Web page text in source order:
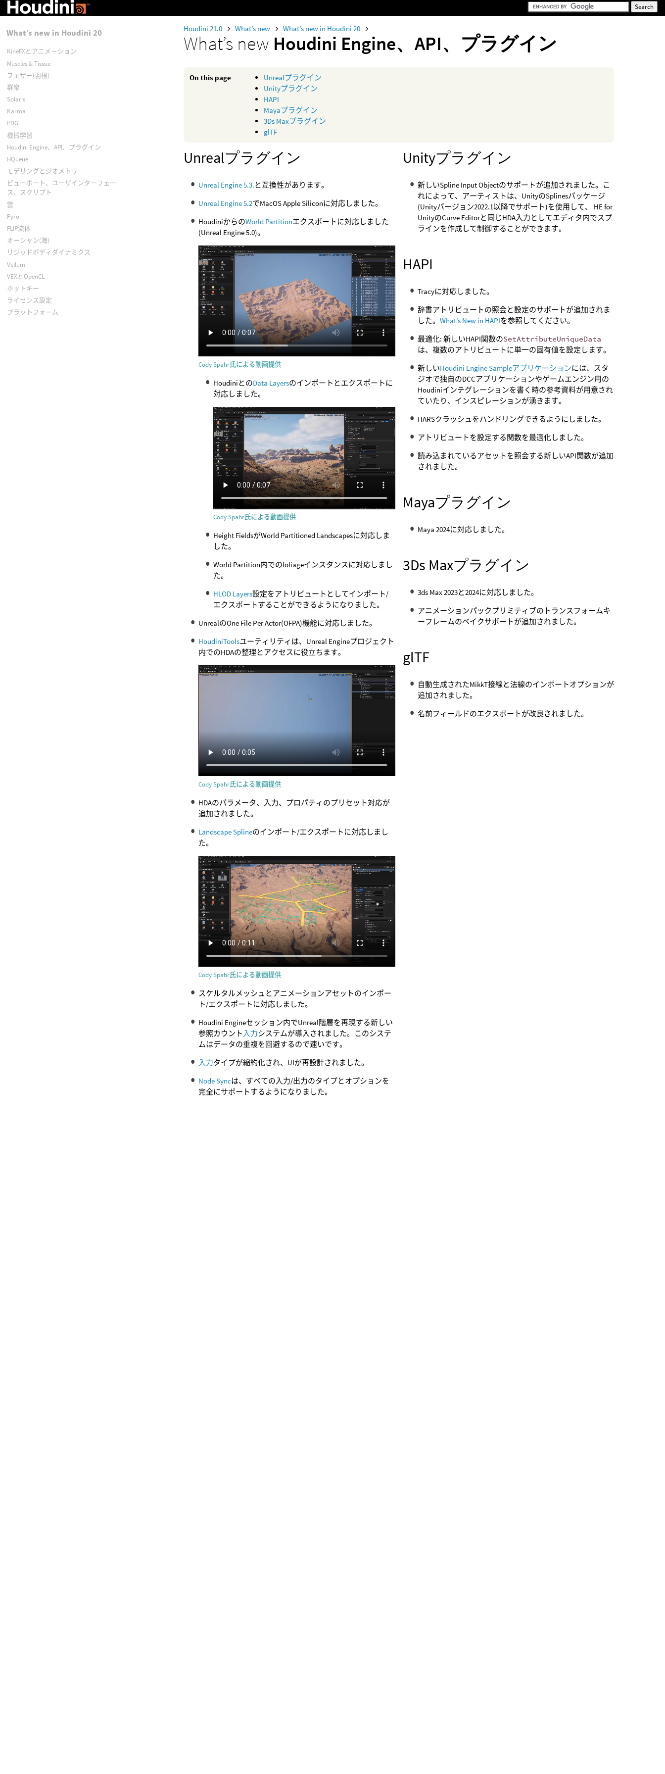
Houdini 21.0 What’s new What’s new in Houdini 20
What’s new Houdini Engine、API、プラグイン
On this page
Unrealプラグイン
Unityプラグイン
HAPI
Mayaプラグイン
3Ds Maxプラグイン
glTF
Unrealプラグイン
Unreal Engine 5.3.と互換性があります。
Unreal Engine 5.2でMacOS Apple Siliconに対応しました。
HoudiniからのWorld Partitionエクスポートに対応しました
(Unreal Engine 5.0)。
Cody Spahr氏による動画提供
HoudiniとのData Layersのインポートとエクスポートに
対応しました。
Cody Spahr氏による動画提供
Height FieldsがWorld Partitioned Landscapesに対応しま
した。
World Partition内でのfoliageインスタンスに対応しまし
た。
HLOD Layers設定をアトリビュートとしてインポート/
エクスポートすることができるようになりました。
UnrealのOne File Per Actor(OFPA)機能に対応しました。
HoudiniToolsユーティリティは、Unreal Engineプロジェクト
内でのHDAの整理とアクセスに役立ちます。
Cody Spahr氏による動画提供
HDAのパラメータ、入力、プロパティのプリセット対応が
追加されました。
Landscape Splineのインポート/エクスポートに対応しまし
た。
Cody Spahr氏による動画提供
スケルタルメッシュとアニメーションアセットのインポー
ト/エクスポートに対応しました。
Houdini Engineセッション内でUnreal階層を再現する新しい
参照カウント 入力システムが導入されました。このシステ
ムはデータの重複を回避するので速いです。
入力タイプが縮約化され、UIが再設計されました。
Node Syncは、すべての入力/出力のタイプとオプションを
完全にサポートするようになりました。
Unityプラグイン
新しいSpline Input Objectのサポートが追加されました。こ
れによって、アーティストは、UnityのSplinesパッケージ
(Unityバージョン2022.1以降でサポート)を使用して、 HE for
UnityのCurve Editorと同じHDA入力としてエディタ内でスプ
ラインを作成して制御することができます。
HAPI
Tracyに対応しました。
辞書アトリビュートの照会と設定のサポートが追加されま
した。 What’s New in HAPIを参照してください。
最適化: 新しいHAPI関数のSetAttributeUniqueData
は、複数のアトリビュートに単一の固有値を設定します。
新しいHoudini Engine Sampleアプリケーションには、スタ
ジオで独自のDCCアプリケーションやゲームエンジン用の
Houdiniインテグレーションを書く時の参考資料が用意され
ていたり、インスピレーションが湧きます。
HARSクラッシュをハンドリングできるようにしました。
アトリビュートを設定する関数を最適化しました。
読み込まれているアセットを照会する新しいAPI関数が追加
されました。
Mayaプラグイン
Maya 2024に対応しました。
3Ds Maxプラグイン
3ds Max 2023と2024に対応しました。
アニメーションパックプリミティブのトランスフォームキ
ーフレームのベイクサポートが追加されました。
glTF
自動生成されたMikkT接線と法線のインポートオプションが
追加されました。
名前フィールドのエクスポートが改良されました。
What’s new in Houdini 20
KineFXとアニメーション
Muscles & Tissue
フェザー(羽根)
群衆
Solaris
Karma
PDG
機械学習
Houdini Engine、API、プラグイン
HQueue
モデリングとジオメトリ
ビューポート、ユーザインターフェー
ス、スクリプト
雲
Pyro
FLIP流体
オーシャン(海)
リジッドボディダイナミクス
Vellum
VEXとOpenCL
ホットキー
ライセンス設定
プラットフォーム